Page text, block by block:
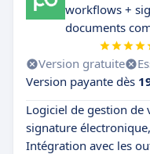
workflows +
documents
Version gratuite
Version payante dès
Logiciel de gestion de
signature
Intégration avec les